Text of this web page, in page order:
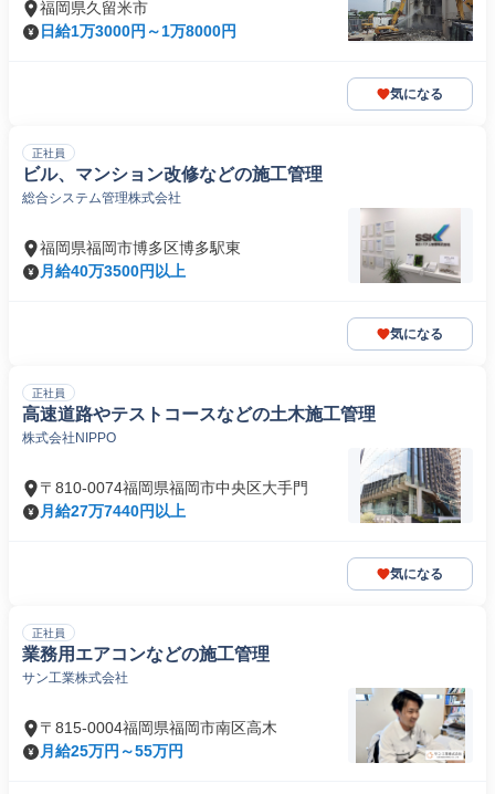
福岡県久留米市
日給1万3000円～1万8000円
気になる
正社員
ビル、マンション改修などの施工管理
総合システム管理株式会社
福岡県福岡市博多区博多駅東
月給40万3500円以上
気になる
正社員
高速道路やテストコースなどの土木施工管理
株式会社NIPPO
〒810-0074福岡県福岡市中央区大手門
月給27万7440円以上
気になる
正社員
業務用エアコンなどの施工管理
サン工業株式会社
〒815-0004福岡県福岡市南区高木
月給25万円～55万円